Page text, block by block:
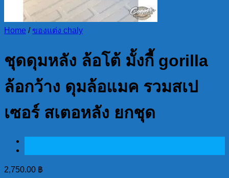
Home / ของแต่ง chaly
ชุดดุมหลัง ล้อโต้ มั้งกี้ gorilla
ล้อกว้าง ดุมล้อแมค รวมสเป
เซอร์ สเตอหลัง ยกชุด
2,750.00 ฿